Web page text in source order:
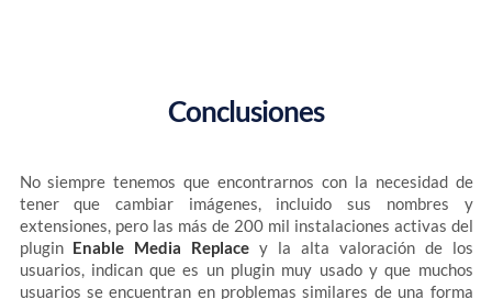
Conclusiones
No siempre tenemos que encontrarnos con la necesidad de
tener que cambiar imágenes, incluido sus nombres y
extensiones, pero las más de 200 mil instalaciones activas del
plugin Enable Media Replace y la alta valoración de los
usuarios, indican que es un plugin muy usado y que muchos
usuarios se encuentran en problemas similares de una forma